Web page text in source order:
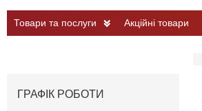
Товари та послуги Акційні товари
ГРАФІК РОБОТИ